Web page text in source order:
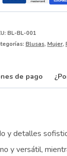
BL-BL-001
Blusas, Mujer,
de pago
y detalles
y versátil,